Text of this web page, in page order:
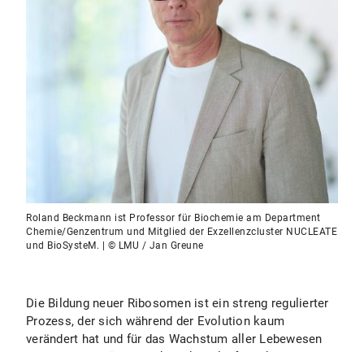
Roland Beckmann ist Professor für Biochemie am Department
Chemie/Genzentrum und Mitglied der Exzellenzcluster NUCLEATE
und BioSysteM. | © LMU / Jan Greune
Die Bildung neuer Ribosomen ist ein streng regulierter
Prozess, der sich während der Evolution kaum
verändert hat und für das Wachstum aller Lebewesen